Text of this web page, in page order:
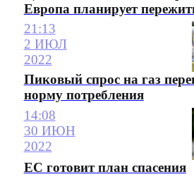
Европа планирует
21:13
2 ИЮЛ
2022
Пиковый спрос на газ
норму потребления
14:08
30 ИЮН
2022
ЕС готовит план спасения